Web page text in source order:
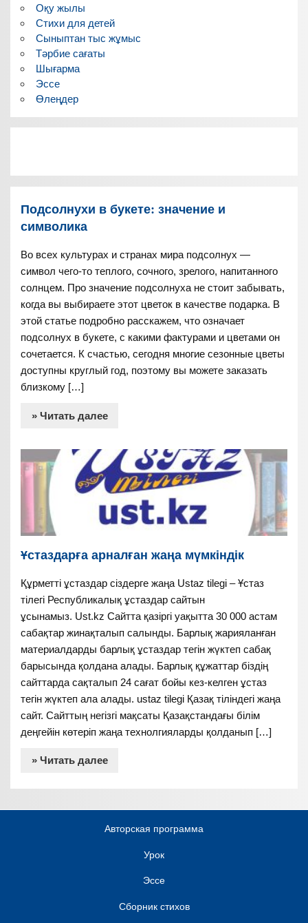
Оқу жылы
Стихи для детей
Сыныптан тыс жұмыс
Тәрбие сағаты
Шығарма
Эссе
Өлеңдер
Подсолнухи в букете: значение и
символика
Во всех культурах и странах мира подсолнух —
символ чего-то теплого, сочного, зрелого, напитанного
солнцем. Про значение подсолнуха не стоит забывать,
когда вы выбираете этот цветок в качестве подарка. В
этой статье подробно расскажем, что означает
подсолнух в букете, с какими фактурами и цветами он
сочетается. К счастью, сегодня многие сезонные цветы
доступны круглый год, поэтому вы можете заказать
близкому […]
» Читать далее
Ұстаздарға арналған жаңа мүмкіндік
Құрметті ұстаздар сіздерге жаңа Ustaz tilegi – Ұстаз
тілегі Республикалық ұстаздар сайтын
ұсынамыз. Ust.kz Сайтта қазіргі уақытта 30 000 астам
сабақтар жинақталып салынды. Барлық жарияланған
материалдарды барлық ұстаздар тегін жүктеп сабақ
барысында қолдана алады. Барлық құжаттар біздің
сайттарда сақталып 24 сағат бойы кез-келген ұстаз
тегін жүктеп ала алады. ustaz tilegi Қазақ тіліндегі жаңа
сайт. Сайттың негізгі мақсаты Қазақстандағы білім
деңгейін көтеріп жаңа технолгияларды қолданып […]
» Читать далее
Авторская программа
Урок
Эссе
Сборник стихов